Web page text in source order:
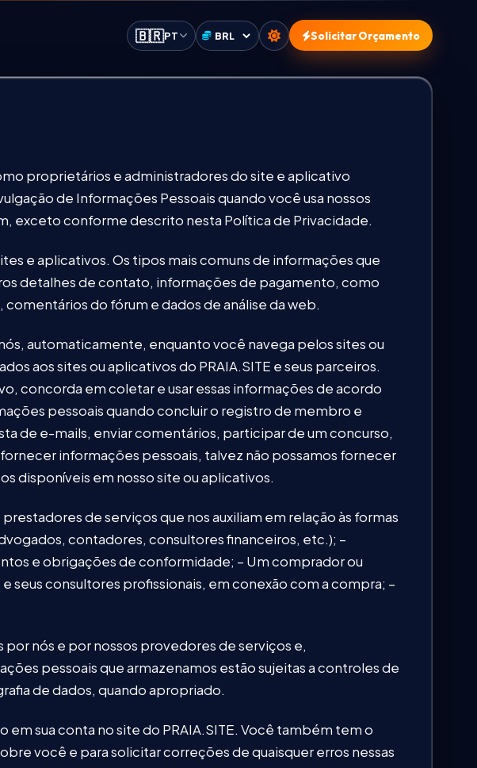
🇧🇷PT
Selecionar moeda
Solicitar Orçamento
proprietários e administradores do site e aplicativo
de Informações Pessoais quando você usa nossos
exceto conforme descrito nesta Política de Privacidade.
e aplicativos. Os tipos mais comuns de informações que
detalhes de contato, informações de pagamento, como
do fórum e dados de análise da web.
automaticamente, enquanto você navega pelos sites ou
aos sites ou aplicativos do PRAIA.SITE e seus parceiros.
concorda em coletar e usar essas informações de acordo
pessoais quando concluir o registro de membro e
de e-mails, enviar comentários, participar de um concurso,
informações pessoais, talvez não possamos fornecer
disponíveis em nosso site ou aplicativos.
de serviços que nos auxiliam em relação às formas
contadores, consultores financeiros, etc.); –
e obrigações de conformidade; – Um comprador ou
consultores profissionais, em conexão com a compra; –
nós e por nossos provedores de serviços e,
pessoais que armazenamos estão sujeitas a controles de
de dados, quando apropriado.
sua conta no site do PRAIA.SITE. Você também tem o
você e para solicitar correções de quaisquer erros nessas